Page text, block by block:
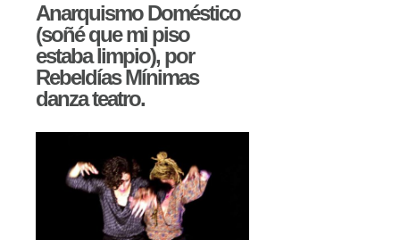
Anarquismo Doméstico
(soñé que mi piso
estaba limpio), por
Rebeldías Mínimas
danza teatro.